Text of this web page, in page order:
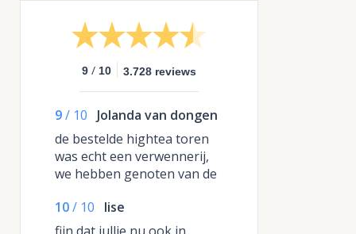
9 / 10 3.728 reviews
9/ 10
Jolanda van dongen
de bestelde hightea toren
was echt een verwennerij,
we hebben genoten van de
10/ 10
lise